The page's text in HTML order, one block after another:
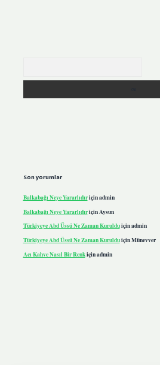
Son yorumlar
Balkabağı Neye Yararlıdıriçinadmin
Balkabağı Neye Yararlıdıriçin Aysun
Türkiyeye Abd Üssü Ne Zaman Kurulduiçinadmin
Türkiyeye Abd Üssü Ne Zaman KurulduiçinMünevver
Acı Kahve Nasıl Bir Renkiçinadmin